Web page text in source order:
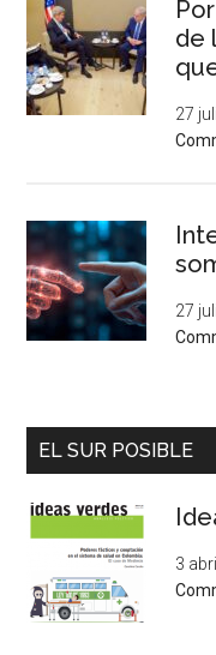
de
27
27
EL SUR POSIBLE
3